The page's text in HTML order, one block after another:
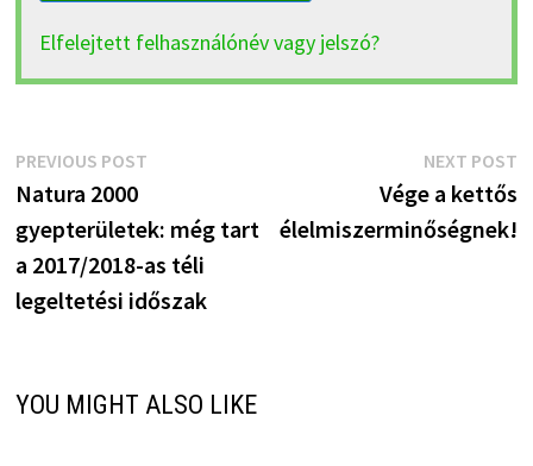
Elfelejtett felhasználónév vagy jelszó?
Bejegyzés
navigáció
PREVIOUS POSTPrevious
Natura 2000
gyepterületek: még tart
a 2017/2018-as téli
legeltetési időszak
NEXT POST
Vége a kettős
élelmiszerminőségnek!
YOU MIGHT ALSO LIKE